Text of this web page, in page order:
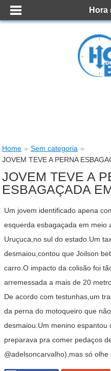
Hora
Home » Sem categoria »
JOVEM TEVE A PERNA
JOVEM TEVE A
ESBAGAÇADA
Um jovem identificado apena
esquerda esbagaçada em meio
Uruçuca,no sul do estado.Um
desmaiou,contou que Joilson
carro.O impacto da colisão foi
arremessada a mais de 20
De acordo com testunhas,um
da perna do motoqueiro que
desmaiou.Um menino espantou
preparava pra comer pedaços
@adelsoncarvalho),mas só